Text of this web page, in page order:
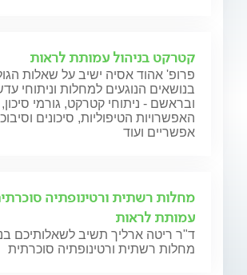
קטרקט בניהול עמותת לראות
פרופ' אהוד אסיה ישיב על שאלות
בנושאים הנוגעים למחלות וניתוחי
ובראשם - ניתוחי קטרקט, גורמי סיכון,
האפשרויות הטיפוליות, סיכונים
אפשריים ועוד
מחלות רשתית ורטינופתיה
עמותת לראות
ד"ר ריטה ארליך תשיב לשאלותיכם
מחלות רשתית ורטינופתיה סוכרתית